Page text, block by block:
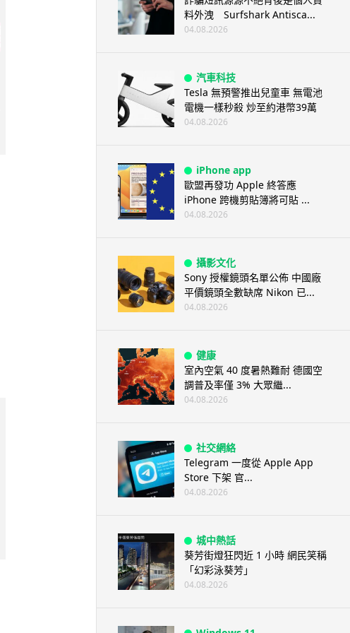
料外洩 Surfshark Antisca...
04.08.2026
汽車科技
Tesla 無預警推出兒童車 無電池
電機一樣秒殺 炒至約港幣39萬
04.08.2026
iPhone app
歐盟再發功 Apple 終答應
iPhone 跨機剪貼簿將可貼 ...
04.08.2026
攝影文化
Sony 授權鏡頭名單公佈 中國廠
平價鏡頭全數缺席 Nikon 已...
04.08.2026
健康
室內空氣 40 度暑熱難耐 德國空
調普及率僅 3% 大眾繼...
04.08.2026
社交網絡
Telegram 一度從 Apple App
Store 下架 官...
04.08.2026
城中熱話
葵芳街燈狂閃近 1 小時 網民笑稱
「幻彩泳葵芳」
04.08.2026